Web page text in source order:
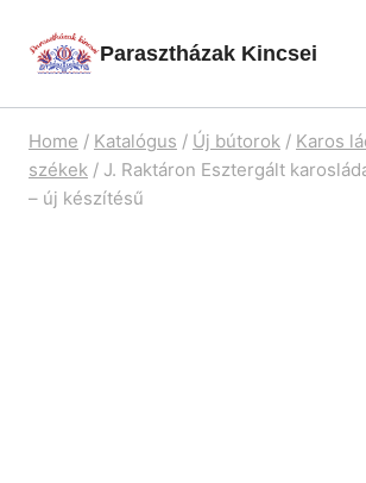
Parasztházak Kincsei
Home / Katalógus / Új bútorok / Karos
székek / J. Raktáron Esztergált
– új készítésű